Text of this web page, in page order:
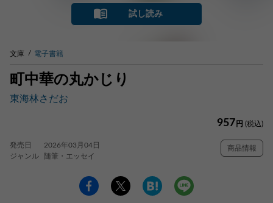
試し読み
文庫 電子書籍
町中華の丸かじり
東海林さだお
957 円 (税込)
発売日
2026年03月04日
ジャンル
随筆・エッセイ
商品情報